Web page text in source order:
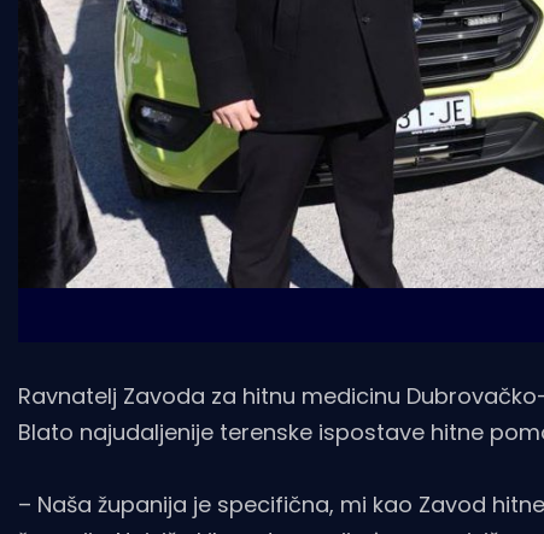
Ravnatelj Zavoda za hitnu medicinu
Blato najudaljenije terenske ispostave hitne
– Naša županija je specifična, mi kao Zavod